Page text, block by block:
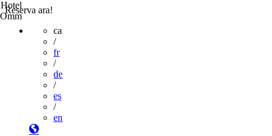
Reserva ara!
ca
/
fr
/
de
/
es
/
en
Hotel
Omm